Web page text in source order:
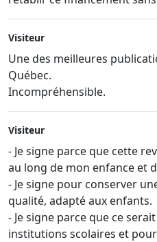
Visiteur
Une des meilleures
Québec.
Incompréhensible.
Visiteur
- Je signe parce que cette
au long de mon enfance et
- Je signe pour conserver
qualité, adapté aux enfants.
- Je signe parce que ce
institutions scolaires et